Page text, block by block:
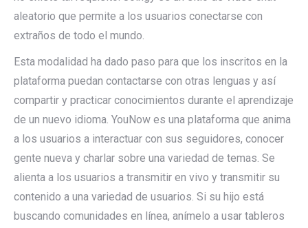
aleatorio que permite a los usuarios conectarse con
extraños de todo el mundo.
Esta modalidad ha dado paso para que los inscritos en la
plataforma puedan contactarse con otras lenguas y así
compartir y practicar conocimientos durante el aprendizaje
de un nuevo idioma. YouNow es una plataforma que anima
a los usuarios a interactuar con sus seguidores, conocer
gente nueva y charlar sobre una variedad de temas. Se
alienta a los usuarios a transmitir en vivo y transmitir su
contenido a una variedad de usuarios. Si su hijo está
buscando comunidades en línea, anímelo a usar tableros